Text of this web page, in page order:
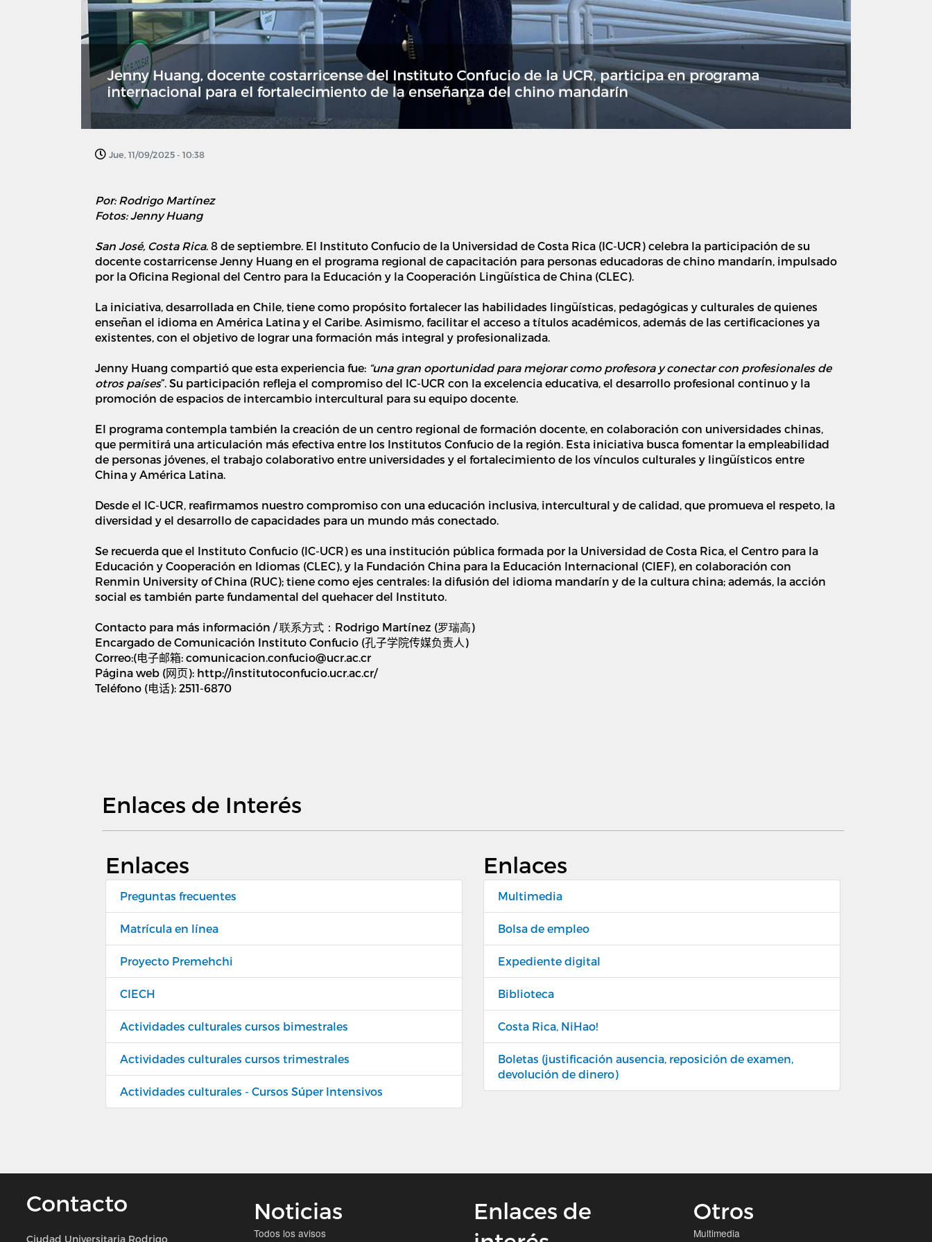
Jue, 11/09/2025 - 10:38
Por: Rodrigo Martínez
Fotos: Jenny Huang
San José, Costa Rica. 8 de septiembre. El Instituto Confucio de la Universidad de Costa Rica (IC-UCR) celebra la participación de su
docente costarricense Jenny Huang en el programa regional de capacitación para personas educadoras de chino mandarín, impulsado
por la Oficina Regional del Centro para la Educación y la Cooperación Lingüística de China (CLEC).
La iniciativa, desarrollada en Chile, tiene como propósito fortalecer las habilidades lingüísticas, pedagógicas y culturales de quienes
enseñan el idioma en América Latina y el Caribe. Asimismo, facilitarel acceso a títulos académicos, además de las certificaciones ya
existentes, con el objetivo de lograruna formación más integral y profesionalizada.
Jenny Huang compartió que esta experiencia fue: “una gran oportunidad para mejorar como profesora y conectar con profesionales de
otros países”. Su participación refleja el compromiso del IC-UCR con la excelencia educativa, el desarrollo profesional continuo y la
promoción de espacios de intercambio intercultural para su equipo docente.
El programa contempla también la creación de un centro regional de formación docente, en colaboración con universidades chinas,
que permitirá una articulación más efectiva entre los Institutos Confucio de la región. Esta iniciativa busca fomentar la empleabilidad
de personas jóvenes, el trabajo colaborativo entre universidades y el fortalecimiento de los vínculos culturales y lingüísticos entre
China y América Latina.
Desde el IC-UCR, reafirmamos nuestro compromiso con una educación inclusiva, intercultural y de calidad, que promueva el respeto, la
diversidad y el desarrollo de capacidades para un mundo más conectado.
Se recuerda que el Instituto Confucio (IC-UCR) es una institución pública formada por la Universidad de Costa Rica, el Centro para la
Educación y Cooperación en Idiomas (CLEC), y la Fundación China para la Educación Internacional (CIEF), en colaboración con
Renmin University of China (RUC); tiene como ejes centrales: la difusión del idioma mandarín y de la cultura china; además, la acción
social es también parte fundamental del quehacer del Instituto.
Contacto para más información / 联系方式：Rodrigo Martínez (罗瑞高)
Encargado de Comunicación Instituto Confucio (孔子学院传媒负责人 )
Correo:(电子邮箱: comunicacion.confucio@ucr.ac.cr
Página web (网页): http://institutoconfucio.ucr.ac.cr/
Teléfono (电话): 2511-6870
Enlaces de Interés
Enlaces
Preguntas frecuentes
Matrícula en línea
Proyecto Premehchi
CIECH
Actividades culturales cursos bimestrales
Actividades culturales cursos trimestrales
Actividades culturales - Cursos Súper Intensivos
Enlaces
Multimedia
Bolsa de empleo
Expediente digital
Biblioteca
Costa Rica, NiHao!
Boletas (justificación ausencia, reposición de examen,
devolución de dinero)
Contacto
Ciudad Universitaria Rodrigo
Noticias
Todos los avisos
Enlaces de
Otros
Multimedia